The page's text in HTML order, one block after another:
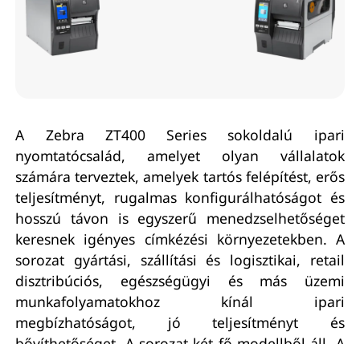
A Zebra ZT400 Series sokoldalú ipari
nyomtatócsalád, amelyet olyan vállalatok
számára terveztek, amelyek tartós felépítést, erős
teljesítményt, rugalmas konfigurálhatóságot és
hosszú távon is egyszerű menedzselhetőséget
keresnek igényes címkézési környezetekben. A
sorozat gyártási, szállítási és logisztikai, retail
disztribúciós, egészségügyi és más üzemi
munkafolyamatokhoz kínál ipari
megbízhatóságot, jó teljesítményt és